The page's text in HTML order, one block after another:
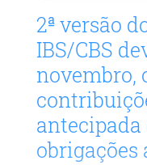
2ª versão
IBS/CBS
novembro,
antecipada
obrigações